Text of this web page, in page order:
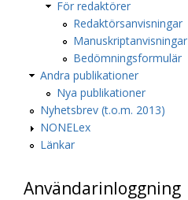
För redaktörer
Redaktörsanvisningar
Manuskriptanvisningar
Bedömningsformulär
Andra publikationer
Nya publikationer
Nyhetsbrev (t.o.m. 2013)
NONELex
Länkar
Användarinloggning